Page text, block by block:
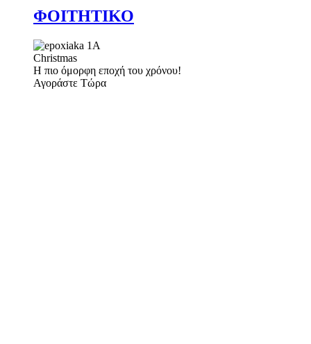
ΦΟΙΤΗΤΙΚΟ
Christmas
Η πιο όμορφη εποχή του χρόνου!
Αγοράστε Τώρα